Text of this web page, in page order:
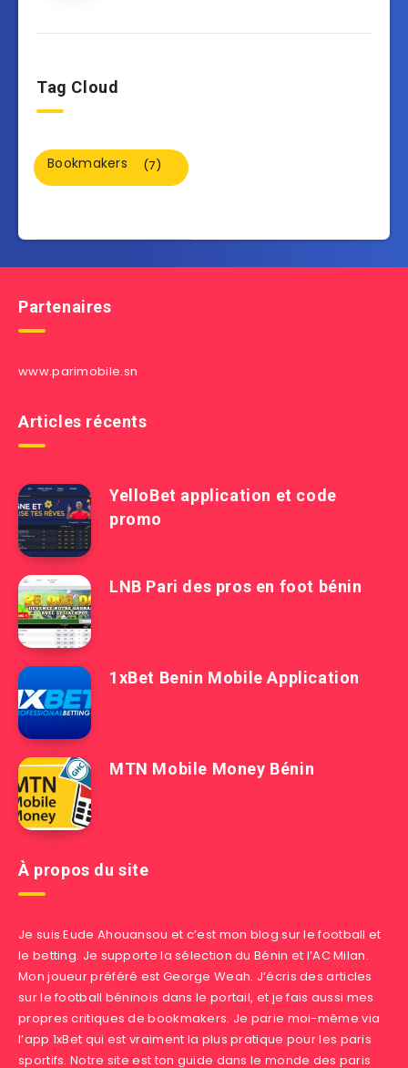
Tag Cloud
Bookmakers (7)
Partenaires
www.parimobile.sn
Articles récents
YelloBet application et code
promo
LNB Pari des pros en foot bénin
1xBet Benin Mobile Application
MTN Mobile Money Bénin
À propos du site
Je suis Eude Ahouansou et c’est mon blog sur le football et
le betting. Je supporte la sélection du Bénin et l’AC Milan.
Mon joueur préféré est George Weah. J’écris des articles
sur le football béninois dans le portail, et je fais aussi mes
propres critiques de bookmakers. Je parie moi-même via
l’app 1xBet qui est vraiment la plus pratique pour les paris
sportifs. Notre site est ton guide dans le monde des paris